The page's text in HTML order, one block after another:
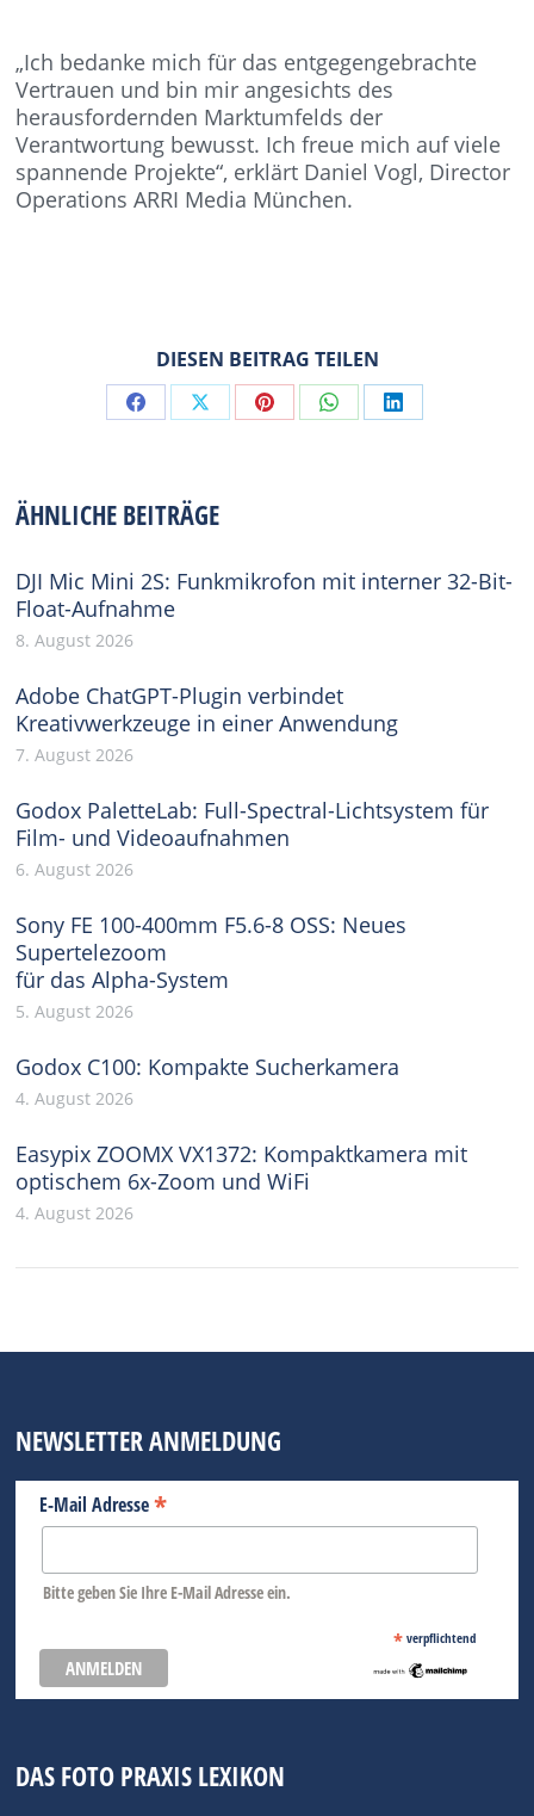
„Ich bedanke mich für das entgegengebrachte
Vertrauen und bin mir angesichts des
herausfordernden Marktumfelds der
Verantwortung bewusst. Ich freue mich auf viele
spannende Projekte“, erklärt Daniel Vogl, Director
Operations ARRI Media München.
DIESEN BEITRAG TEILEN
Share Share Share Share Share
ÄHNLICHE BEITRÄGE
DJI Mic Mini 2S: Funkmikrofon mit interner 32-Bit-
Float-Aufnahme
8. August 2026
Adobe ChatGPT-Plugin verbindet
Kreativwerkzeuge in einer Anwendung
7. August 2026
Godox PaletteLab: Full-Spectral-Lichtsystem für
Film- und Videoaufnahmen
6. August 2026
Sony FE 100-400mm F5.6-8 OSS: Neues
Supertelezoom
für das Alpha-System
5. August 2026
Godox C100: Kompakte Sucherkamera
4. August 2026
Easypix ZOOMX VX1372: Kompaktkamera mit
optischem 6x-Zoom und WiFi
4. August 2026
NEWSLETTER ANMELDUNG
E-Mail Adresse*
Bitte geben Sie Ihre E-Mail Adresse ein.
* verpflichtend
DAS FOTO PRAXIS LEXIKON